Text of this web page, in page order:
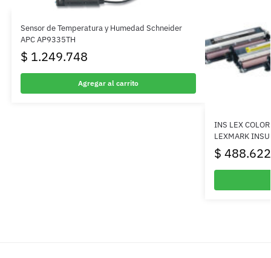
Sensor de Temperatura y Humedad Schneider
APC AP9335TH
$ 1.249.748
Agregar al carrito
INS LEX
LEXMARK
$ 488.622